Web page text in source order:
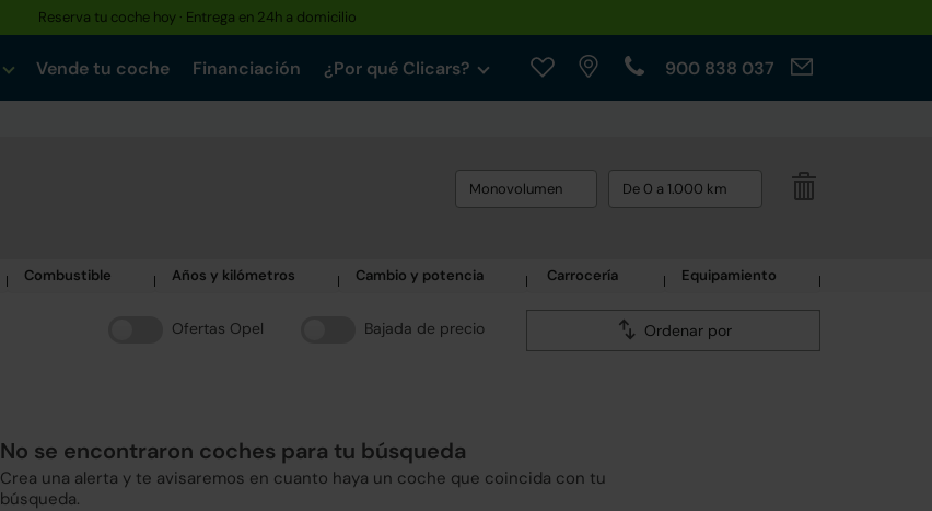
Reserva tu coche hoy · Entrega en 24h a domicilio
Vende tu coche Financiación ¿Por qué Clicars? 900 838 037
Monovolumen De 0 a 1.000 km
Combustible Años y kilómetros Cambio y potencia Carrocería Equipamiento
Ofertas Opel Bajada de precio Ordenar por
No se encontraron coches para tu búsqueda
Crea una alerta y te avisaremos en cuanto haya un coche que coincida con tu
búsqueda.